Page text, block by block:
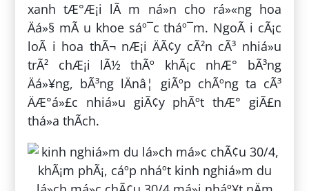
xanh tÆ°Æ¡i lÃ m ná»n cho rá»«ng hoa
Äá»§ mÃ u khoe sáº¯c tháº¯m. NgoÃ i cÃ¡c
loÃ i hoa thÃ¬ nÆ¡i ÄÃ¢y cÃ²n cÃ³ nhiá»u
trÃ² chÆ¡i lÃ½ thÃº khÃ¡c nhÆ° bÃ³ng
Äá»¥ng, bÃ³ng lÄnâ¦ giÃºp chÃºng ta cÃ³
ÄÆ°á»£c nhiá»u giÃ¢y phÃºt thÆ° giÃ£n
thá»a thÃ­ch.